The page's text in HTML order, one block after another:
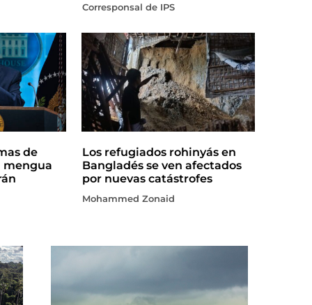
Corresponsal de IPS
de
mengua
Los refugiados rohinyás en
Bangladés se ven afectados
por nuevas catástrofes
Mohammed Zonaid